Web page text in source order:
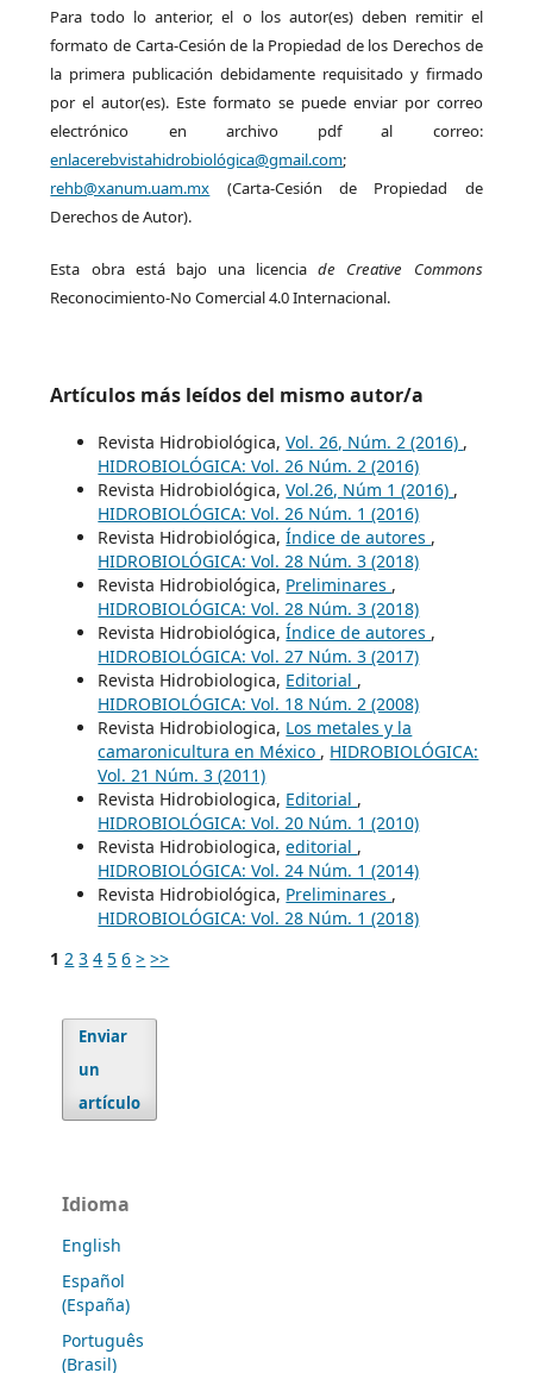
Para todo lo anterior, el o los autor(es) deben remitir el
formato de Carta-Cesión de la Propiedad de los Derechos de
la primera publicación debidamente requisitado y firmado
por el autor(es). Este formato se puede enviar por correo
electrónico en archivo pdf al correo:
enlacerebvistahidrobiológica@gmail.com;
rehb@xanum.uam.mx (Carta-Cesión de Propiedad de
Derechos de Autor).
Esta obra está bajo una licenciade Creative Commons
Reconocimiento-No Comercial 4.0 Internacional.
Artículos más leídos del mismo autor/a
Revista Hidrobiológica,Vol. 26, Núm. 2 (2016) ,
HIDROBIOLÓGICA: Vol. 26 Núm. 2 (2016)
Revista Hidrobiológica,Vol.26, Núm 1 (2016) ,
HIDROBIOLÓGICA: Vol. 26 Núm. 1 (2016)
Revista Hidrobiológica,Índice de autores ,
HIDROBIOLÓGICA: Vol. 28 Núm. 3 (2018)
Revista Hidrobiológica, Preliminares ,
HIDROBIOLÓGICA: Vol. 28 Núm. 3 (2018)
Revista Hidrobiológica,Índice de autores ,
HIDROBIOLÓGICA: Vol. 27 Núm. 3 (2017)
Revista Hidrobiologica, Editorial ,
HIDROBIOLÓGICA: Vol. 18 Núm. 2 (2008)
Revista Hidrobiologica, Los metales y la
camaronicultura en México , HIDROBIOLÓGICA:
Vol. 21 Núm. 3 (2011)
Revista Hidrobiologica, Editorial ,
HIDROBIOLÓGICA: Vol. 20 Núm. 1 (2010)
Revista Hidrobiologica,editorial ,
HIDROBIOLÓGICA: Vol. 24 Núm. 1 (2014)
Revista Hidrobiológica, Preliminares ,
HIDROBIOLÓGICA: Vol. 28 Núm. 1 (2018)
1 2 3 4 5 6 > >>
Enviar
un
artículo
Idioma
English
Español
(España)
Português
(Brasil)